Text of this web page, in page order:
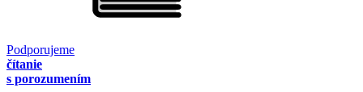
Podporujeme
čítanie
s porozumením